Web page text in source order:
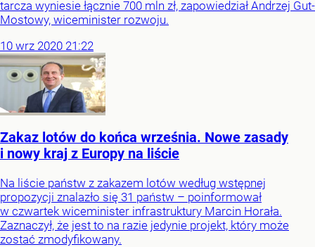
tarcza wyniesie łącznie 700 mln zł, zapowiedział Andrzej Gut-
Mostowy, wiceminister rozwoju.
10 wrz 2020 21:22
Zakaz lotów do końca września. Nowe zasady
i nowy kraj z Europy na liście
Na liście państw z zakazem lotów według wstępnej
propozycji znalazło się 31 państw – poinformował
w czwartek wiceminister infrastruktury Marcin Horała.
Zaznaczył, że jest to na razie jedynie projekt, który może
zostać zmodyfikowany.